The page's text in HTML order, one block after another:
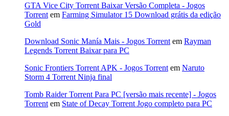
GTA Vice City Torrent Baixar Versão Completa - Jogos
Torrent em Farming Simulator 15 Download grátis da edição
Gold
Download Sonic Manía Mais - Jogos Torrent em Rayman
Legends Torrent Baixar para PC
Sonic Frontiers Torrent APK - Jogos Torrent em Naruto
Storm 4 Torrent Ninja final
Tomb Raider Torrent Para PC [versão mais recente] - Jogos
Torrent em State of Decay Torrent Jogo completo para PC